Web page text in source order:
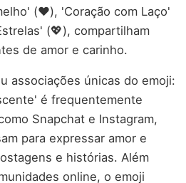
(❤️), 'Coração com Laço'
(💖), compartilham
de amor e carinho.
associações únicas do emoji:
é frequentemente
Snapchat e Instagram,
para expressar amor e
e histórias. Além
online, o emoji